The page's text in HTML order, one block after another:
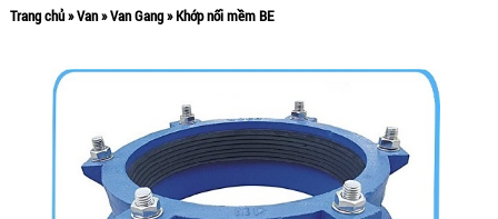
Trang chủ»Van»Van Gang»Khớp nối mềm BE